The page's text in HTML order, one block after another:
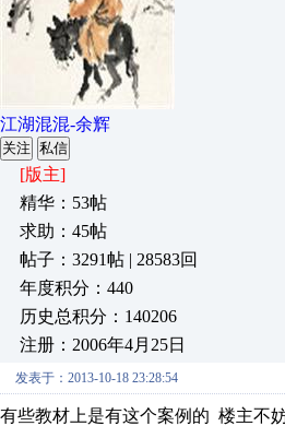
江湖混混-余辉
关注 私信
[版主]
精华：53帖
求助：45帖
帖子：3291帖 | 28583回
年度积分：440
历史总积分：140206
注册：2006年4月25日
发表于：2013-10-18 23:28:54
有些教材上是有这个案例的 楼主不